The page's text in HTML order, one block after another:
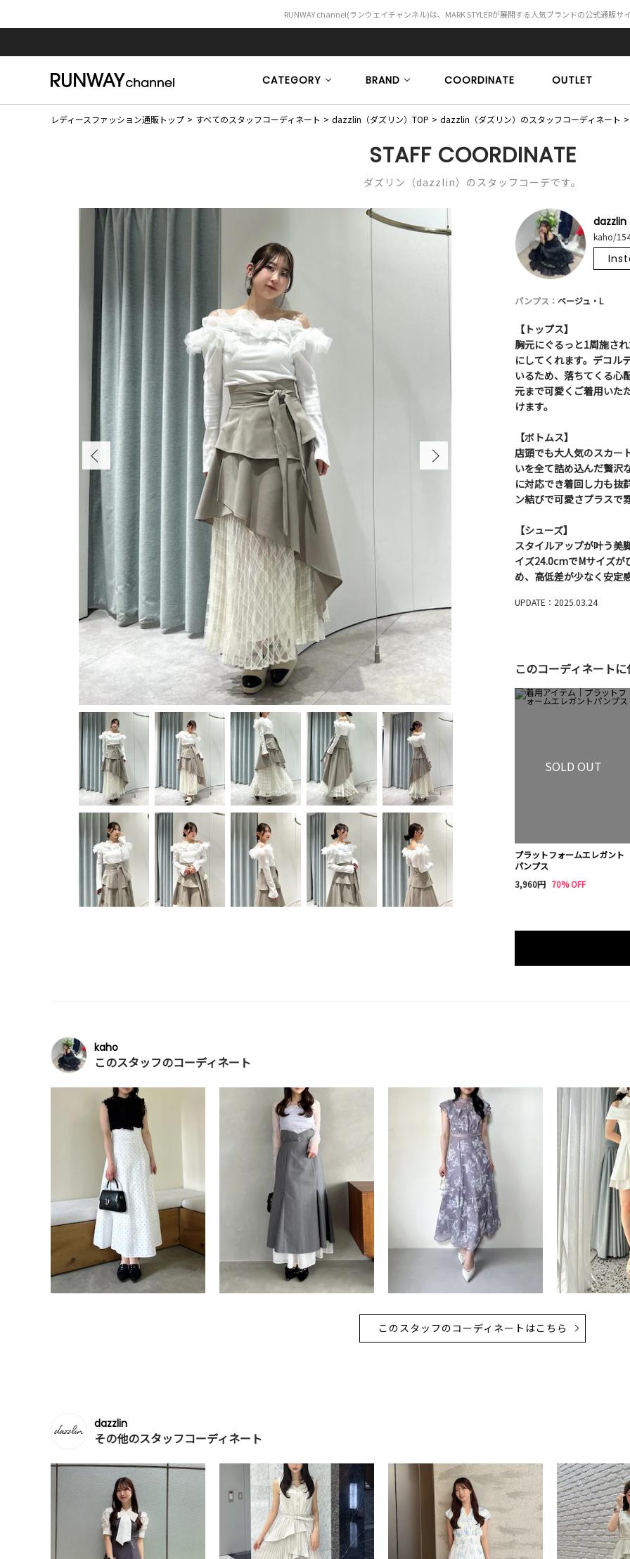
RUNWAY channel(ランウェイチャンネル)は、MARK STYLERが展開する人気ブランドの公式通販サイ
CATEGORY BRAND COORDINATE OUTLET
レディースファッション通販トップ すべてのスタッフコーディネート dazzlin（ダズリン）TOP dazzlin（ダズリン）のスタッフコーディネート
STAFF COORDINATE
ダズリン（dazzlin）のスタッフコーデです。
dazzlin
kaho/
パンプス： ベージュ・L
【トップス】
胸元にぐるっと1周施さ
にしてくれます。デコル
いるため、落ちてくる心
元まで可愛くご着用いた
けます。
【ボトムス】
店頭でも大人気のスカ
いを全て詰め込んだ贅沢
に対応でき着回し力も抜
ン結びで可愛さプラスで
【シューズ】
スタイルアップが叶う美
イズ24.0cmでMサイズが
め、高低差が少なく安定
UPDATE：2025.03.24
このコーディネート
SOLD OUT
プラットフォームエレガント
パンプス
3,960円 70% OFF
kaho
このスタッフのコーディネート
このスタッフのコーディネートはこちら
dazzlin
その他のスタッフコーディネート